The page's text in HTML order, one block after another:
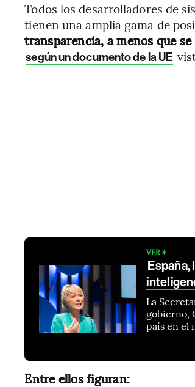
Todos los desarrolladores de
tienen una amplia gama de
transparencia, a menos que
según un documento de la UE
VER +
España,
La
gobierno,
país en el
Entre ellos figuran: